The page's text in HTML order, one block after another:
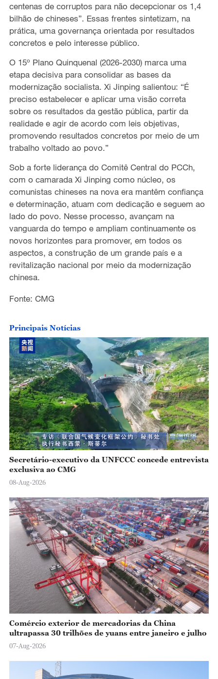
centenas de corruptos para não decepcionar os 1,4
bilhão de chineses”. Essas frentes sintetizam, na
prática, uma governança orientada por resultados
concretos e pelo interesse público.
O 15º Plano Quinquenal (2026-2030) marca uma
etapa decisiva para consolidar as bases da
modernização socialista. Xi Jinping salientou: “É
preciso estabelecer e aplicar uma visão correta
sobre os resultados da gestão pública, partir da
realidade e agir de acordo com leis objetivas,
promovendo resultados concretos por meio de um
trabalho voltado ao povo.”
Sob a forte liderança do Comitê Central do PCCh,
com o camarada Xi Jinping como núcleo, os
comunistas chineses na nova era mantêm confiança
e determinação, atuam com dedicação e seguem ao
lado do povo. Nesse processo, avançam na
vanguarda do tempo e ampliam continuamente os
novos horizontes para promover, em todos os
aspectos, a construção de um grande país e a
revitalização nacional por meio da modernização
chinesa.
Fonte: CMG
Principais Notícias
Secretário-executivo da UNFCCC concede entrevista
exclusiva ao CMG
08-Aug-2026
Comércio exterior de mercadorias da China
ultrapassa 30 trilhões de yuans entre janeiro e julho
07-Aug-2026